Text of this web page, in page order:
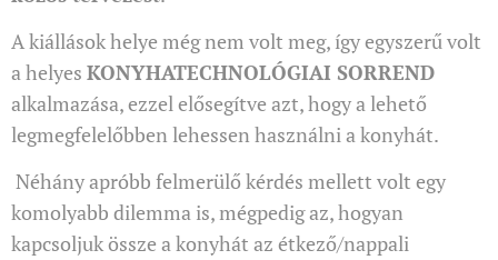
A kiállások helye még nem volt meg, így egyszerű volt
a helyes KONYHATECHNOLÓGIAI SORREND
alkalmazása, ezzel elősegítve azt, hogy a lehető
legmegfelelőbben lehessen használni a konyhát.
Néhány apróbb felmerülő kérdés mellett volt egy
komolyabb dilemma is, mégpedig az, hogyan
kapcsoljuk össze a konyhát az étkező/nappali